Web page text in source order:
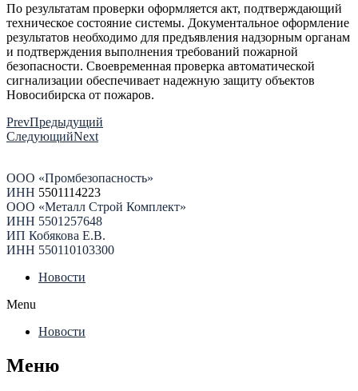
По результатам проверки оформляется акт, подтверждающий
техническое состояние системы. Документальное оформление
результатов необходимо для предъявления надзорным органам
и подтверждения выполнения требований пожарной
безопасности. Своевременная проверка автоматической
сигнализации обеспечивает надежную защиту объектов
Новосибирска от пожаров.
PrevПредыдущий
СледующийNext
ООО «Промбезопасность»
ИНН 5501114223
ООО «Металл Строй Комплект»
ИНН 5501257648
ИП Кобякова Е.В.
ИНН 550110103300
Новости
Menu
Новости
Меню